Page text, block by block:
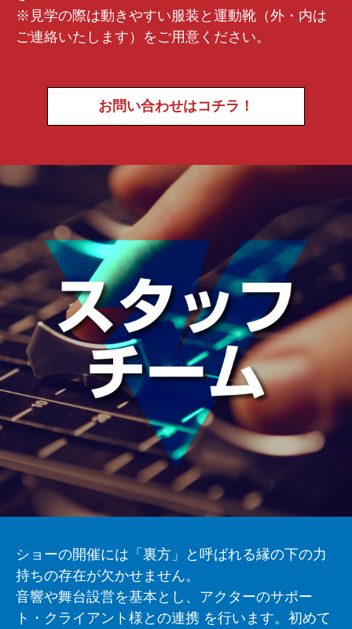
※見学の際は動きやすい服装と運動靴（外・内は
ご連絡いたします）をご用意ください。
お問い合わせはコチラ！
ショーの開催には「裏方」と呼ばれる縁の下の力
持ちの存在が欠かせません。
音響や舞台設営を基本とし、アクターのサポー
ト・クライアント様との連携 を行います。初めて